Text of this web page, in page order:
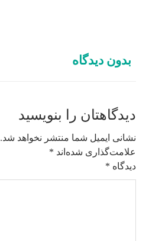
بدون دیدگاه
دیدگاهتان را بنویسید
نشانی ایمیل شما منتشر نخواهد شد.
علامت‌گذاری شده‌اند *
دیدگاه *